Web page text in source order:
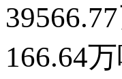
166.64万